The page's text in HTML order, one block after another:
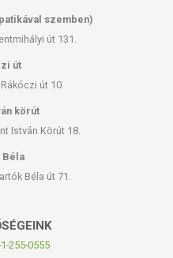
szemben)
út 131.
út
út 10.
körút
István Körút 18.
Béla
Béla út 71.
255-0555